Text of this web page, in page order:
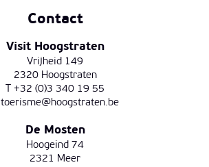
Contact
Visit Hoogstraten
Vrijheid 149
2320 Hoogstraten
T +32 (0)3 340 19 55
toerisme@hoogstraten.be
De Mosten
Hoogeind 74
2321 Meer